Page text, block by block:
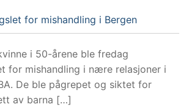
for mishandling i Bergen
i 50-årene ble fredag
for mishandling i nære relasjoner i
De ble pågrepet og siktet for
av barna […]